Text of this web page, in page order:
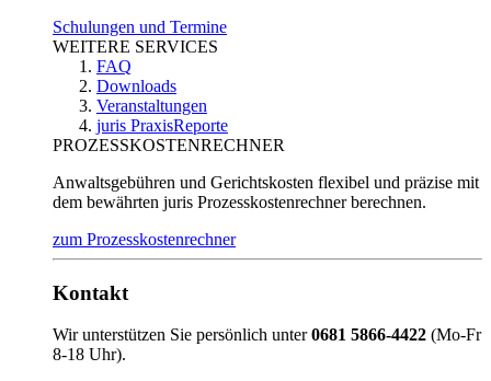
Schulungen und Termine
WEITERE SERVICES
FAQ
Downloads
Veranstaltungen
juris PraxisReporte
PROZESSKOSTENRECHNER
Anwaltsgebühren und Gerichtskosten flexibel und präzise mit
dem bewährten juris Prozesskostenrechner berechnen.
zum Prozesskostenrechner
Kontakt
Wir unterstützen Sie persönlich unter0681 5866-4422 (Mo-Fr
8-18 Uhr).